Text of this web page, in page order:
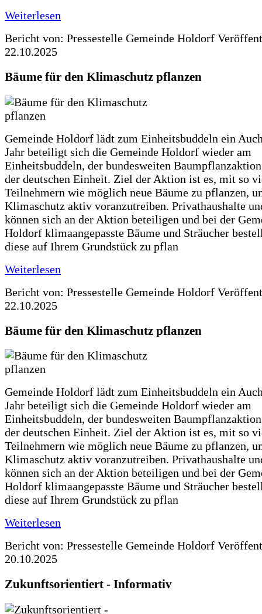
Weiterlesen
Bericht von: Pressestelle Gemeinde Holdorf
22.10.2025
Bäume für den Klimaschutz pflanzen
Gemeinde Holdorf lädt zum Einheitsbuddeln ein
Jahr beteiligt sich die Gemeinde Holdorf wieder am
Einheitsbuddeln, der bundesweiten
der deutschen Einheit. Ziel der Aktion ist es, mit so
Teilnehmern wie möglich neue Bäume zu pflanzen,
Klimaschutz aktiv voranzutreiben. Privathaushalte
können sich an der Aktion beteiligen und bei der
Holdorf klimaangepasste Bäume und Sträucher
diese auf Ihrem Grundstück zu pflan
Weiterlesen
Bericht von: Pressestelle Gemeinde Holdorf
22.10.2025
Bäume für den Klimaschutz pflanzen
Gemeinde Holdorf lädt zum Einheitsbuddeln ein
Jahr beteiligt sich die Gemeinde Holdorf wieder am
Einheitsbuddeln, der bundesweiten
der deutschen Einheit. Ziel der Aktion ist es, mit so
Teilnehmern wie möglich neue Bäume zu pflanzen,
Klimaschutz aktiv voranzutreiben. Privathaushalte
können sich an der Aktion beteiligen und bei der
Holdorf klimaangepasste Bäume und Sträucher
diese auf Ihrem Grundstück zu pflan
Weiterlesen
Bericht von: Pressestelle Gemeinde Holdorf
20.10.2025
Zukunftsorientiert - Informativ